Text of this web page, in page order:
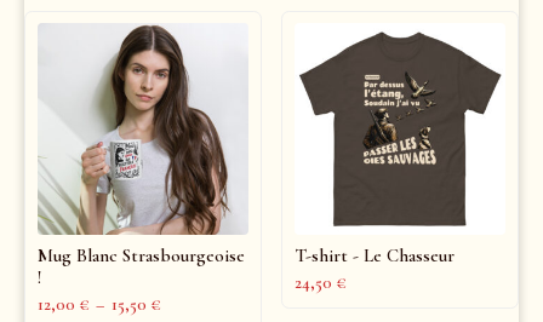
Mug Blanc Strasbourgeoise
!
12,00 € – 15,50 €
T-shirt - Le Chasseur
24,50 €